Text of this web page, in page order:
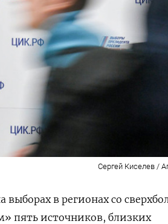
Сергей Киселев /
выборах в регионах со
пять источников, близких